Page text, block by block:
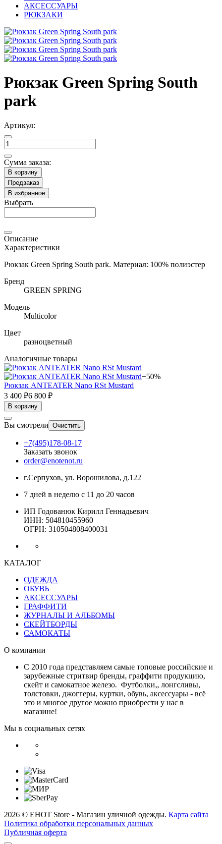
АКСЕССУАРЫ
РЮКЗАКИ
Рюкзак Green Spring South
park
Артикул:
Сумма заказа:
В корзину
Предзаказ
В избранное
Выбрать
Описание
Характеристики
Рюкзак Green Spring South park. Материал: 100% полиэстер
Бренд
GREEN SPRING
Модель
Multicolor
Цвет
разноцветный
Аналогичные товары
−50%
Рюкзак ANTEATER Nano RSt Mustard
3 400 ₽6 800 ₽
В корзину
Вы смотрели Очистить
+7(495)178-08-17
Заказать звонок
order@enotenot.ru
г.Серпухов, ул. Ворошилова, д.122
7 дней в неделю с 11 до 20 часов
ИП Годованюк Кирилл Геннадьевич
ИНН: 504810455960
ОГРН: 310504808400031
КАТАЛОГ
ОДЕЖДА
ОБУВЬ
АКСЕССУАРЫ
ГРАФФИТИ
ЖУРНАЛЫ И АЛЬБОМЫ
СКЕЙТБОРДЫ
САМОКАТЫ
О компании
С 2010 года представляем самые топовые российские и
зарубежные стритвир бренды, граффити продукцию,
скейт и самокатное железо. Футболки,, лонгсливы,
толстовки, джоггеры, куртки, обувь, аксессуары - всё
это и многое другое можно приобрести у нас в
магазине!
Мы в социальных сетях
2026 © EHOT Store - Магазин уличной одежды. Карта сайта
Политика обработки персональных данных
Публичная оферта